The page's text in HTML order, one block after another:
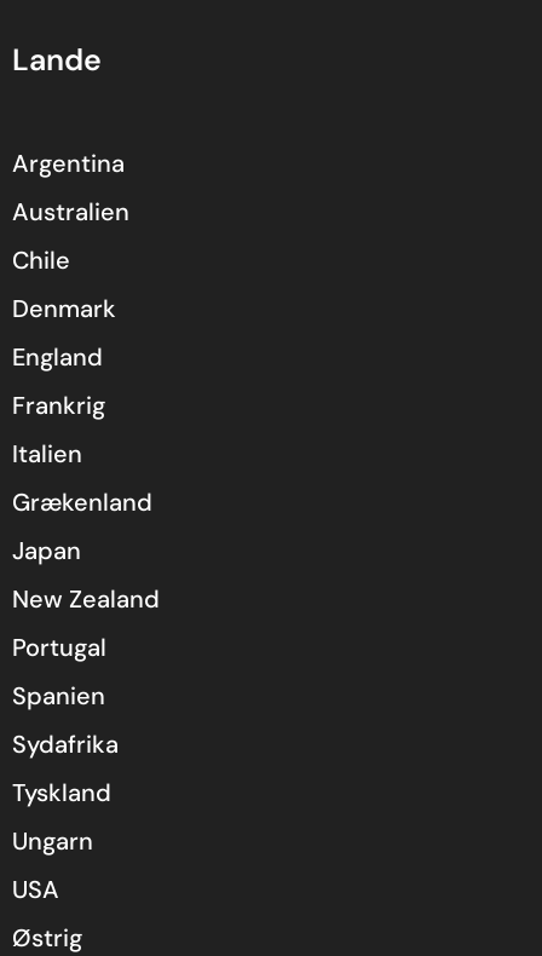
Lande
Argentina
Australien
Chile
Denmark
England
Frankrig
Italien
Grækenland
Japan
New Zealand
Portugal
Spanien
Sydafrika
Tyskland
Ungarn
USA
Østrig